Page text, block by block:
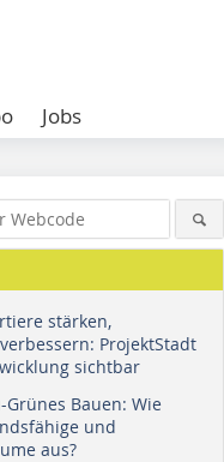
Jobs
stärken,
ProjektStadt
sichtbar
Grünes Bauen: Wie
und
aus?